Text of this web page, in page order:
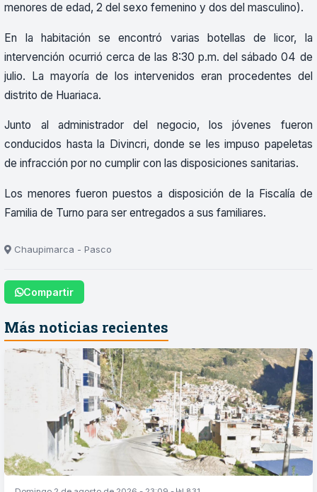
menores de edad, 2 del sexo femenino y dos del masculino).
En la habitación se encontró varias botellas de licor, la
intervención ocurrió cerca de las 8:30 p.m. del sábado 04 de
julio. La mayoría de los intervenidos eran procedentes del
distrito de Huariaca.
Junto al administrador del negocio, los jóvenes fueron
conducidos hasta la Divincri, donde se les impuso papeletas
de infracción por no cumplir con las disposiciones sanitarias.
Los menores fueron puestos a disposición de la Fiscalía de
Familia de Turno para ser entregados a sus familiares.
Chaupimarca - Pasco
Compartir
Más noticias recientes